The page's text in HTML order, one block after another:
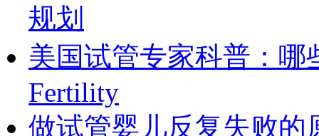
规划
美国试管专家科普：哪
Fertility
做试管婴儿反复失败的